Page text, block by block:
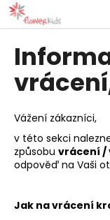
Přejít
na
obsah
Vážení zákazníci,
v této sekci
způsobu vrácení /
odpověď na Vaši
Jak na vrácení
K
o
C
o
p
o
t
ř
b